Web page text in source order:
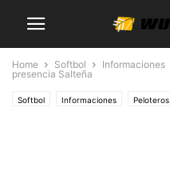
Home Softbol Informaciones
presencia Salteña
Softbol Informaciones Peloteros